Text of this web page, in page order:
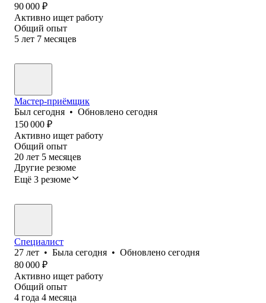
90 000 ₽
Активно ищет работу
Общий опыт
5 лет 7 месяцев
Мастер-приёмщик
Был сегодня • Обновлено сегодня
150 000 ₽
Активно ищет работу
Общий опыт
20 лет 5 месяцев
Другие резюме
Ещё 3 резюме
Специалист
27 лет • Была сегодня • Обновлено сегодня
80 000 ₽
Активно ищет работу
Общий опыт
4 года 4 месяца